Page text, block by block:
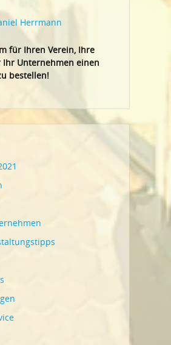
Herrmann
für Ihren Verein, Ihre
Ihr Unternehmen einen
bestellen!